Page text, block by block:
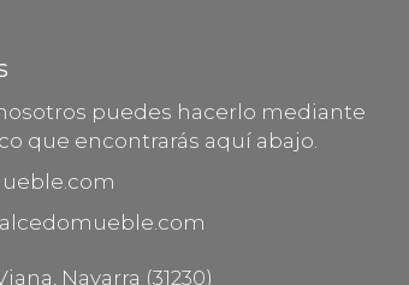
puedes hacerlo mediante
que encontrarás aquí abajo.
Navarra (31230)